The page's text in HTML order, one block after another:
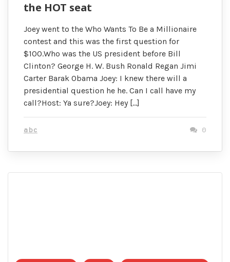
the HOT seat
Joey went to the Who Wants To Be a Millionaire
contest and this was the first question for
$100.Who was the US president before Bill
Clinton? George H. W. Bush Ronald Regan Jimi
Carter Barak Obama Joey: I knew there will a
presidential question he he. Can I call have my
call?Host: Ya sure?Joey: Hey […]
abc 0